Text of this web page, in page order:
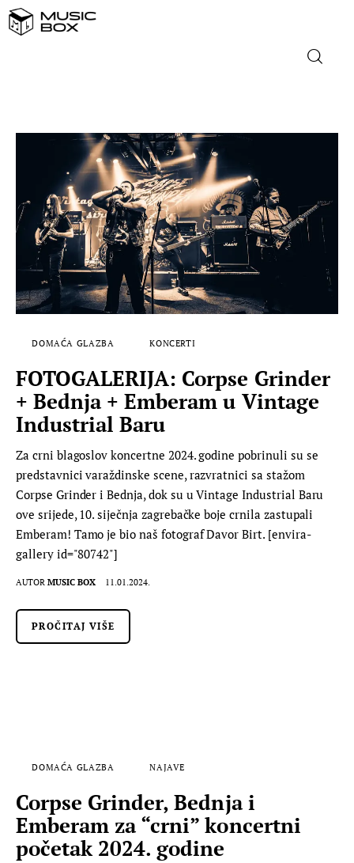
DOMAĆA GLAZBA
STRANA GLAZBA
FILM
MUSIC BOX
DOMAĆA GLAZBA KONCERTI
FOTOGALERIJA: Corpse Grinder
+ Bednja + Emberam u Vintage
Industrial Baru
Za crni blagoslov koncertne 2024. godine pobrinuli su se
predstavnici varaždinske scene, razvratnici sa stažom
Corpse Grinder i Bednja, dok su u Vintage Industrial Baru
ove srijede, 10. siječnja zagrebačke boje crnila zastupali
Emberam! Tamo je bio naš fotograf Davor Birt. [envira-
gallery id="80742"]
AUTOR MUSIC BOX 11.01.2024.
PROČITAJ VIŠE
DOMAĆA GLAZBA NAJAVE
Corpse Grinder, Bednja i
Emberam za “crni” koncertni
početak 2024. godine